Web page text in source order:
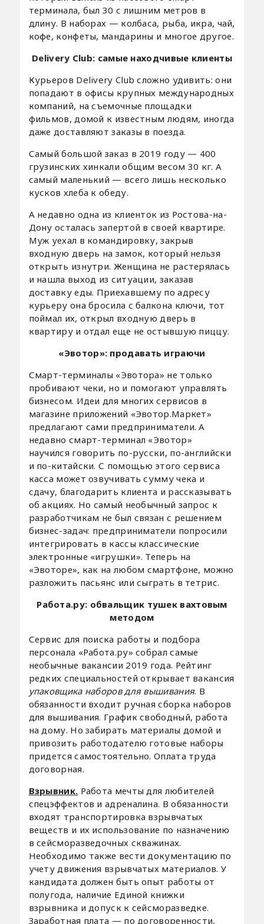
терминала, был 30 с лишним метров в
длину. В наборах — колбаса, рыба, икра, чай,
кофе, конфеты, мандарины и многое другое.
Delivery Club: самые находчивые клиенты
Курьеров Delivery Club сложно удивить: они
попадают в офисы крупных международных
компаний, на съемочные площадки
фильмов, домой к известным людям, иногда
даже доставляют заказы в поезда.
Самый большой заказ в 2019 году — 400
грузинских хинкали общим весом 30 кг. А
самый маленький — всего лишь несколько
кусков хлеба к обеду.
А недавно одна из клиенток из Ростова-на-
Дону осталась запертой в своей квартире.
Муж уехал в командировку, закрыв
входную дверь на замок, который нельзя
открыть изнутри. Женщина не растерялась
и нашла выход из ситуации, заказав
доставку еды. Приехавшему по адресу
курьеру она бросила с балкона ключи, тот
поймал их, открыл входную дверь в
квартиру и отдал еще не остывшую пиццу.
«Эвотор»: продавать играючи
Смарт-терминалы «Эвотора» не только
пробивают чеки, но и помогают управлять
бизнесом. Идеи для многих сервисов в
магазине приложений «Эвотор.Маркет»
предлагают сами предприниматели. А
недавно смарт-терминал «Эвотор»
научился говорить по-русски, по-английски
и по-китайски. С помощью этого сервиса
касса может озвучивать сумму чека и
сдачу, благодарить клиента и рассказывать
об акциях. Но самый необычный запрос к
разработчикам не был связан с решением
бизнес-задач: предприниматели попросили
интегрировать в кассы классические
электронные «игрушки». Теперь на
«Эвоторе», как на любом смартфоне, можно
разложить пасьянс или сыграть в тетрис.
Работа.ру: обвальщик тушек вахтовым
методом
Сервис для поиска работы и подбора
персонала «Работа.ру» собрал самые
необычные вакансии 2019 года. Рейтинг
редких специальностей открывает вакансия
упаковщика наборов для вышивания. В
обязанности входит ручная сборка наборов
для вышивания. График свободный, работа
на дому. Но забирать материалы домой и
привозить работодателю готовые наборы
придется самостоятельно. Оплата труда
договорная.
Взрывник. Работа мечты для любителей
спецэффектов и адреналина. В обязанности
входят транспортировка взрывчатых
веществ и их использование по назначению
в сейсморазведочных скважинах.
Необходимо также вести документацию по
учету движения взрывчатых материалов. У
кандидата должен быть опыт работы от
полугода, наличие Единой книжки
взрывника и допуск к сейсморазведке.
Заработная плата — по договоренности,